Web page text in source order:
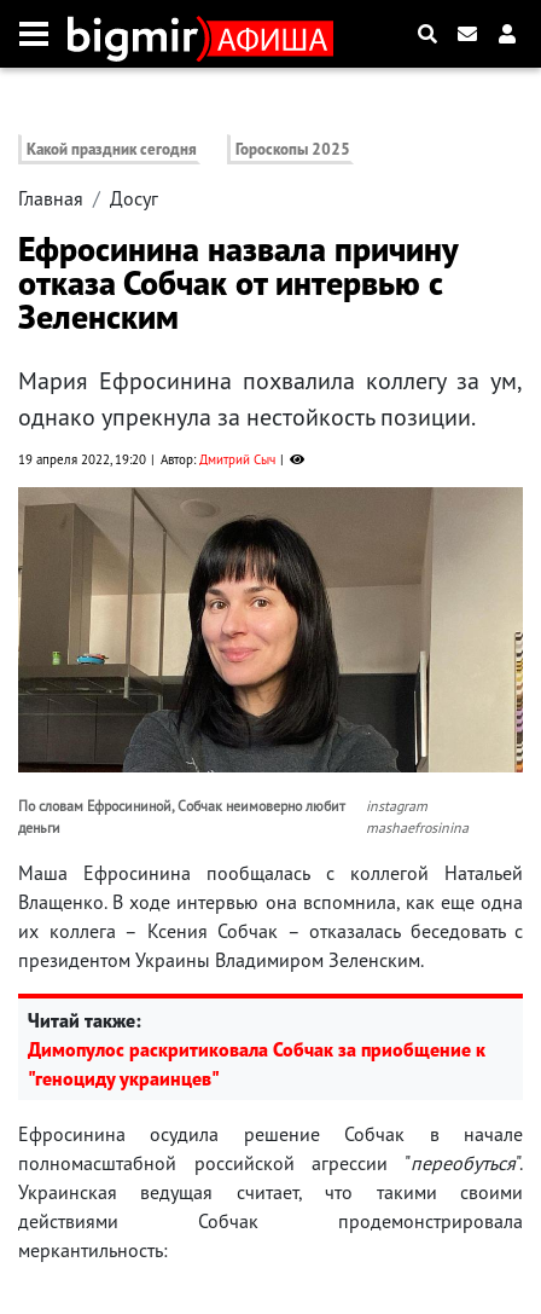
Какой праздник сегодня Гороскопы 2025
Главная Досуг
Ефросинина назвала причину
отказа Собчак от интервью с
Зеленским
Мария Ефросинина похвалила коллегу за ум,
однако упрекнула за нестойкость позиции.
19 апреля 2022, 19:20 Автор:Дмитрий Сыч
По словам Ефросининой, Собчак неимоверно любит
деньги
instagram
mashaefrosinina
Маша Ефросинина пообщалась с коллегой Натальей
Влащенко. В ходе интервью она вспомнила, как еще одна
их коллега – Ксения Собчак – отказалась беседовать с
президентом Украины Владимиром Зеленским.
Читай также:
Димопулос раскритиковала Собчак за приобщение к
"геноциду украинцев"
Ефросинина осудила решение Собчак в начале
полномасштабной российской агрессии "переобуться".
Украинская ведущая считает, что такими своими
действиями Собчак продемонстрировала
меркантильность: